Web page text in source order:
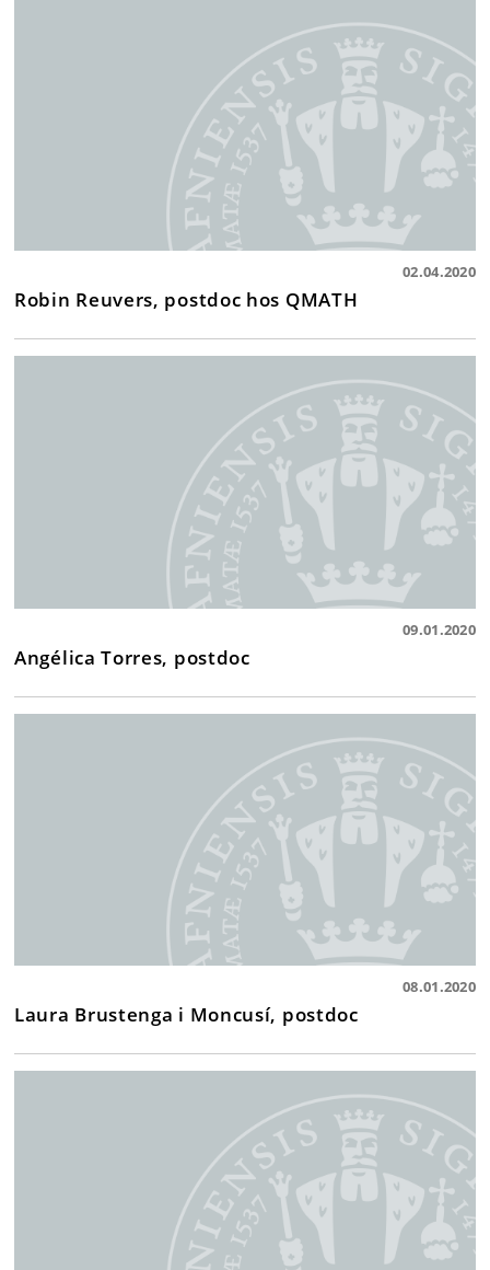
02.04.2020
Robin Reuvers, postdoc hos QMATH
09.01.2020
Angélica Torres, postdoc
08.01.2020
Laura Brustenga i Moncusí, postdoc